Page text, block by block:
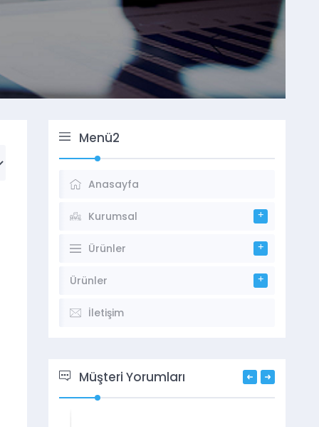
Menü2
Anasayfa
Kurumsal
Ürünler
Ürünler
İletişim
Müşteri Yorumları